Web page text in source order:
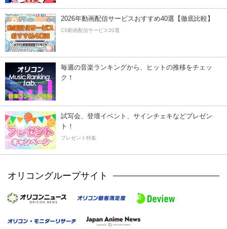
2026年動画配信サービスおすすめ40選【徹底比較】
CS動画配信サービス20選
毎週の音楽ランキングから、ヒットの推移をチェッ
ク！
試写会、登壇イベント、サインチェキなどプレゼン
ト！
プレゼント特集
オリコングループサイト